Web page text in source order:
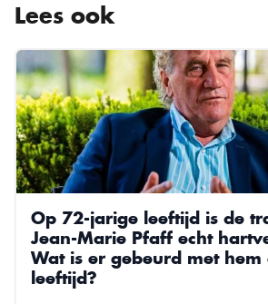
Lees ook
Op 72-jarige leeftijd is de
Jean-Marie Pfaff echt
Wat is er gebeurd met
leeftijd?